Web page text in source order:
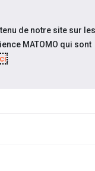
de notre site sur les
MATOMO qui sont
.